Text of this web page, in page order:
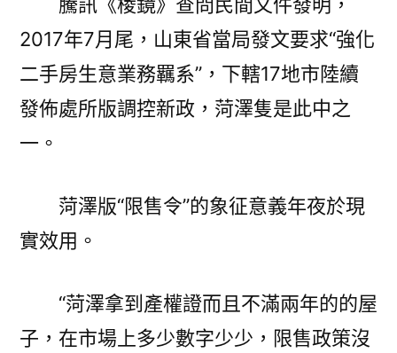
2017年7月尾，山東省當局發文要求“強化
二手房生意業務羈系”，下轄17地市陸續
發佈處所版調控新政，菏澤隻是此中之
一。
菏澤版“限售令”的象征意義年夜於現
實效用。
“菏澤拿到產權證而且不滿兩年的的屋
子，在市場上多少數字少少，限售政策沒